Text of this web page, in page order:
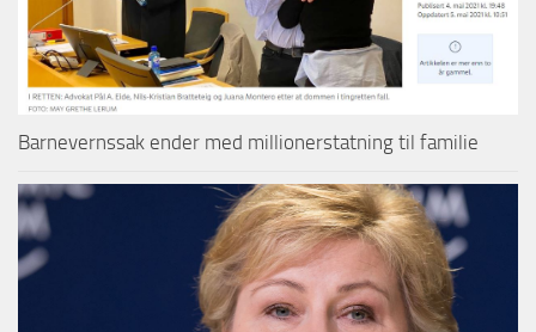
Barnevernssak ender med millionerstatning til familie